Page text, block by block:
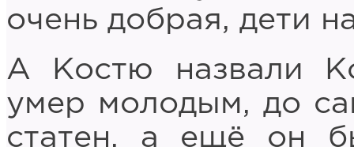
очень добрая, дети
А Костю назвали
умер молодым, до
статен, а ещё он